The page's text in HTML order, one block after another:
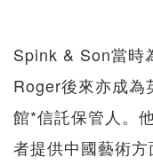
Spink & Son當時
Roger後來亦成
館*信託保管人。
者提供中國藝術